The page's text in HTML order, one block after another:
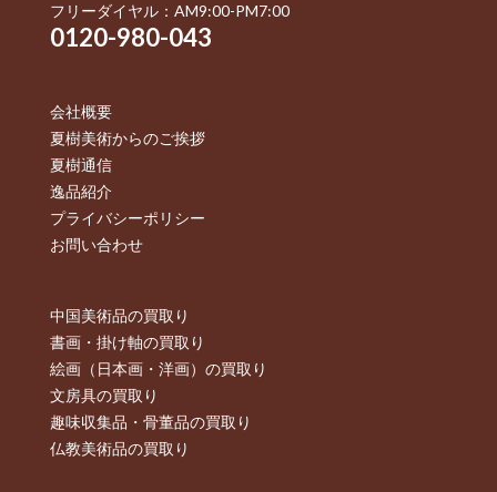
フリーダイヤル：AM9:00-PM7:00
0120-980-043
会社概要
夏樹美術からのご挨拶
夏樹通信
逸品紹介
プライバシーポリシー
お問い合わせ
中国美術品の買取り
書画・掛け軸の買取り
絵画（日本画・洋画）の買取り
文房具の買取り
趣味収集品・骨董品の買取り
仏教美術品の買取り